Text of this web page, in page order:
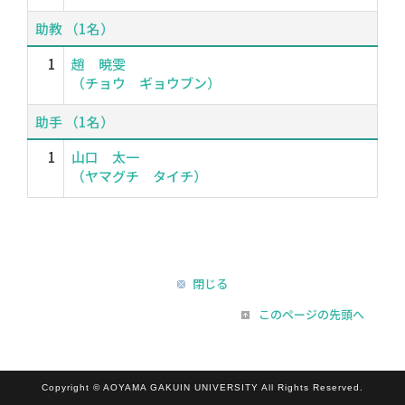
助教 （1名）
1
趙 暁雯
（チョウ ギョウブン）
助手 （1名）
1
山口 太一
（ヤマグチ タイチ）
閉じる
このページの先頭へ
Copyright © AOYAMA GAKUIN UNIVERSITY All Rights Reserved.